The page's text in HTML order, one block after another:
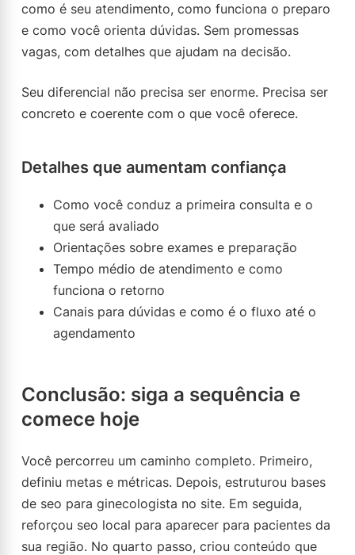
como é seu atendimento, como funciona o preparo
e como você orienta dúvidas. Sem promessas
vagas, com detalhes que ajudam na decisão.
Seu diferencial não precisa ser enorme. Precisa ser
concreto e coerente com o que você oferece.
Detalhes que aumentam confiança
Como você conduz a primeira consulta e o
que será avaliado
Orientações sobre exames e preparação
Tempo médio de atendimento e como
funciona o retorno
Canais para dúvidas e como é o fluxo até o
agendamento
Conclusão: siga a sequência e
comece hoje
Você percorreu um caminho completo. Primeiro,
definiu metas e métricas. Depois, estruturou bases
de seo para ginecologista no site. Em seguida,
reforçou seo local para aparecer para pacientes da
sua região. No quarto passo, criou conteúdo que